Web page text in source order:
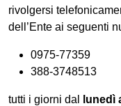
rivolgersi
dell’Ente ai seguenti
0975-77359
388-3748513
tutti i giorni dal lunedì